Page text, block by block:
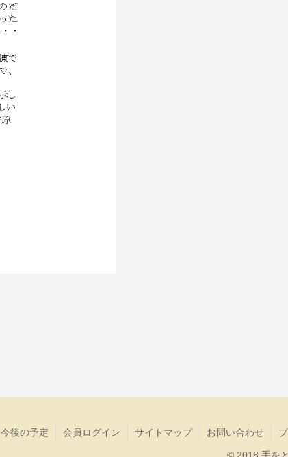
今後の予定 会員ログイン サイトマップ お問い合わせ
© 2018 手を